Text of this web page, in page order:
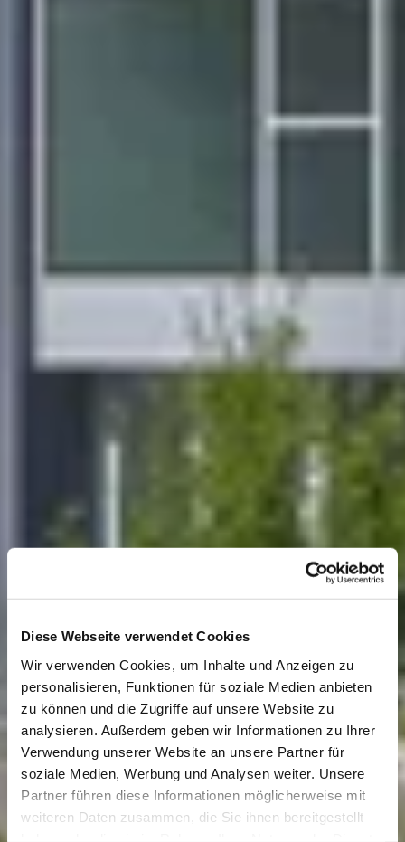
Diese Webseite verwendet Cookies
Wir verwenden Cookies, um Inhalte und Anzeigen zu
personalisieren, Funktionen für soziale Medien anbieten
zu können und die Zugriffe auf unsere Website zu
analysieren. Außerdem geben wir Informationen zu Ihrer
Verwendung unserer Website an unsere Partner für
soziale Medien, Werbung und Analysen weiter. Unsere
Partner führen diese Informationen möglicherweise mit
weiteren Daten zusammen, die Sie ihnen bereitgestellt